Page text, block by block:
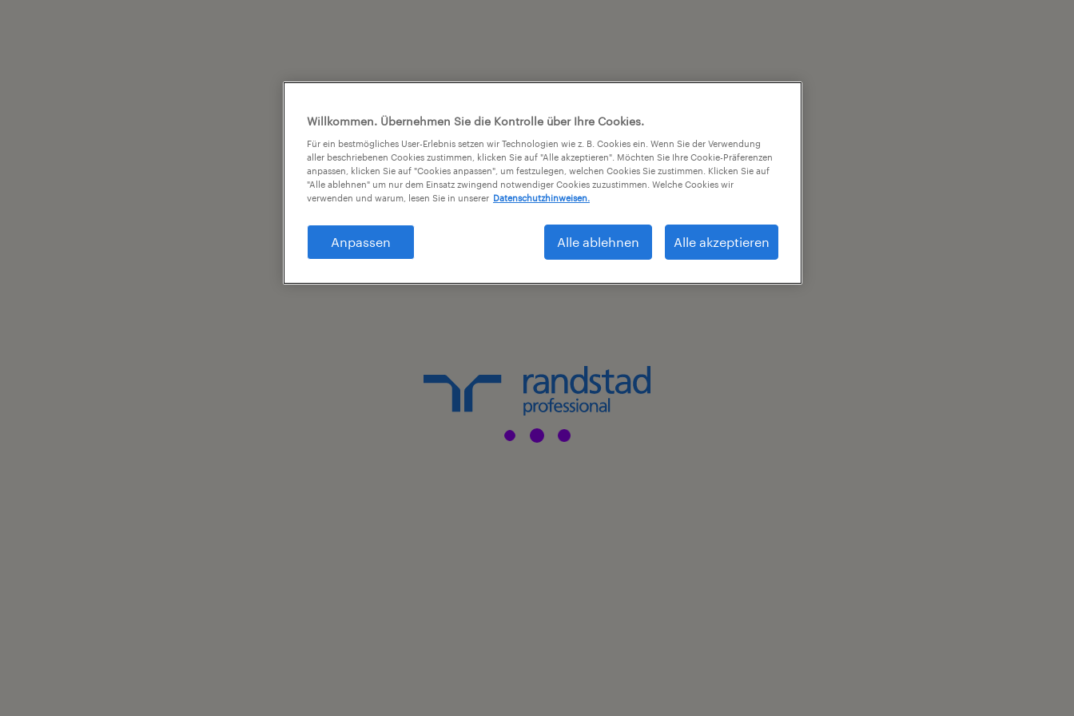
Willkommen. Übernehmen Sie die Kontrolle über Ihre Cookies.
Für ein bestmögliches User-Erlebnis setzen wir Technologien wie z. B. Cookies ein. Wenn Sie der Verwendung
aller beschriebenen Cookies zustimmen, klicken Sie auf "Alle akzeptieren". Möchten Sie Ihre Cookie-Präferenzen
anpassen, klicken Sie auf "Cookies anpassen", um festzulegen, welchen Cookies Sie zustimmen. Klicken Sie auf
"Alle ablehnen" um nur dem Einsatz zwingend notwendiger Cookies zuzustimmen. Welche Cookies wir
verwenden und warum, lesen Sie in unserer Datenschutzhinweisen.
Anpassen Alle ablehnen Alle akzeptieren